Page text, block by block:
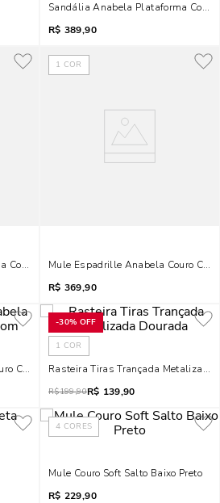
Sandália Anabela Plataforma Couro
R$ 389,90
Couro Nobre Preta
1 COR
Mule Espadrille Anabela Couro
R$ 369,90
Camurça Marrom
-30% OFF
1 COR
Rasteira Tiras Trançada Metalizada
R$199,90R$ 139,90
4 CORES
Mule Couro Soft Salto Baixo Preto
R$ 229,90